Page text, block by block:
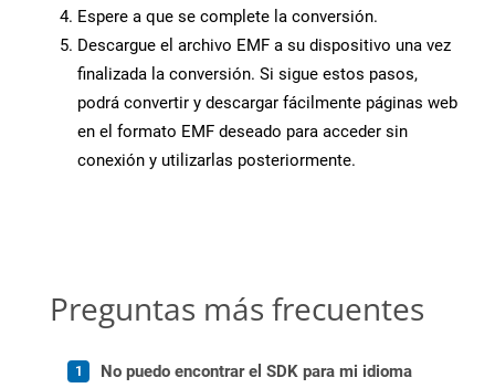
Espere a que se complete la conversión.
Descargue el archivo EMF a su dispositivo una vez
finalizada la conversión. Si sigue estos pasos,
podrá convertir y descargar fácilmente páginas web
en el formato EMF deseado para acceder sin
conexión y utilizarlas posteriormente.
Preguntas más frecuentes
No puedo encontrar el SDK para mi idioma